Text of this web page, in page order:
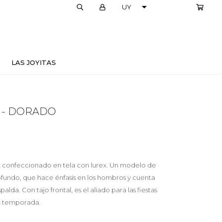
LAS JOYITAS
- DORADO
en tela con lurex. Un modelo de
que hace énfasis en los hombros y cuenta
Con tajo frontal, es el aliado para las fiestas
temporada.